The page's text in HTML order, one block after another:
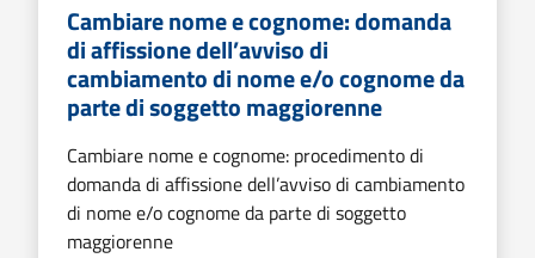
Cambiare nome e cognome: domanda
di affissione dell’avviso di
cambiamento di nome e/o cognome da
parte di soggetto maggiorenne
Cambiare nome e cognome: procedimento di
domanda di affissione dell’avviso di cambiamento
di nome e/o cognome da parte di soggetto
maggiorenne